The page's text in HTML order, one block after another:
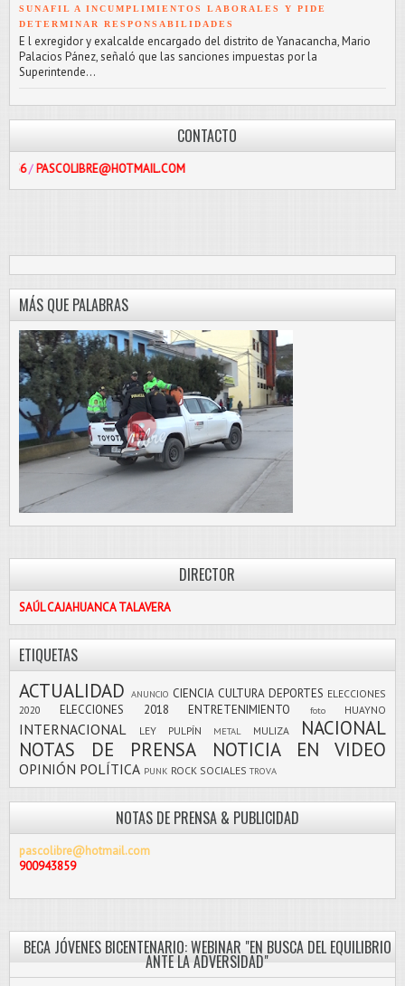
SUNAFIL A INCUMPLIMIENTOS LABORALES Y PIDE
DETERMINAR RESPONSABILIDADES
E l exregidor y exalcalde encargado del distrito de Yanacancha, Mario
Palacios Pánez, señaló que las sanciones impuestas por la
Superintende...
CONTACTO
MÁS QUE PALABRAS
DIRECTOR
SAÚL CAJAHUANCA TALAVERA
ETIQUETAS
ACTUALIDAD ANUNCIO CIENCIA CULTURA DEPORTES ELECCIONES
2020
ELECCIONES 2018 ENTRETENIMIENTO foto HUAYNO
INTERNACIONAL LEY PULPÍN METAL MULIZA
NACIONAL
NOTAS DE PRENSA
NOTICIA EN VIDEO
OPINIÓN POLÍTICA PUNK ROCK SOCIALES TROVA
NOTAS DE PRENSA & PUBLICIDAD
pascolibre@hotmail.com
900943859
BECA JÓVENES BICENTENARIO: WEBINAR "EN BUSCA DEL EQUILIBRIO
ANTE LA ADVERSIDAD"